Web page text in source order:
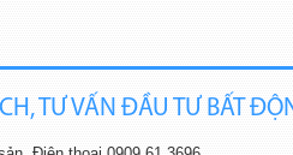
TƯ VẤN ĐẦU TƯ BẤT